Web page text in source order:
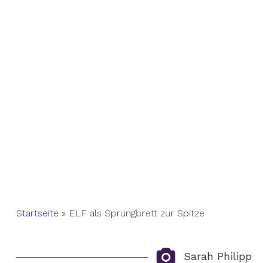
Startseite » ELF als Sprungbrett zur Spitze
Sarah Philipp